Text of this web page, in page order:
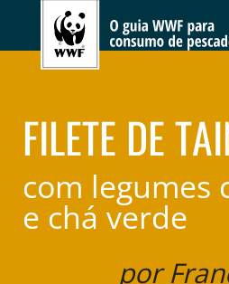
FILETE DE
com legumes
e chá verde
por